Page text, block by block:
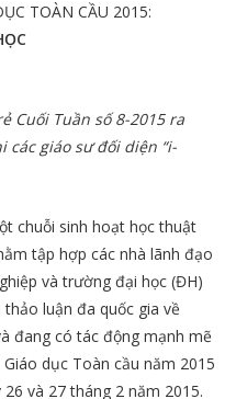
TOÀN CẦU 2015:
Cuối Tuần số 8-2015 ra
các giáo sư đối diện “i-
chuỗi sinh hoạt học thuật
tập hợp các nhà lãnh đạo
và trường đại học (ĐH)
luận đa quốc gia về
đang có tác động mạnh mẽ
dục Toàn cầu năm 2015
và 27 tháng 2 năm 2015.